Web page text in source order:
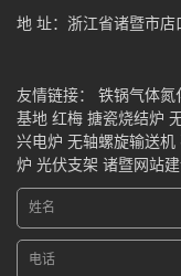
地 址：浙江省诸暨市店
友情链接： 铁锅气体氮
基地 红梅 搪瓷烧结炉
兴电炉 无轴螺旋输送机
炉 光伏支架 诸暨网站